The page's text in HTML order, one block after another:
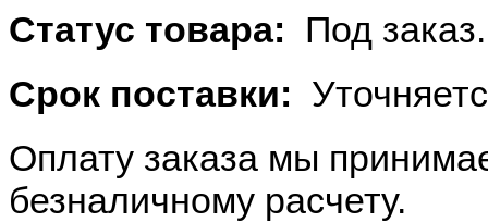
Статус товара: Под заказ.
Срок поставки:
Оплату заказа мы
безналичному расчету.